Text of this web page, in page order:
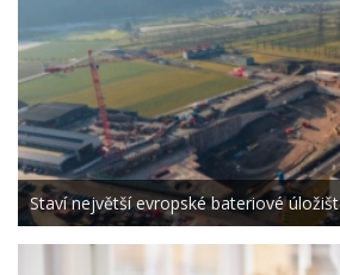
Staví největší evropské bateriové